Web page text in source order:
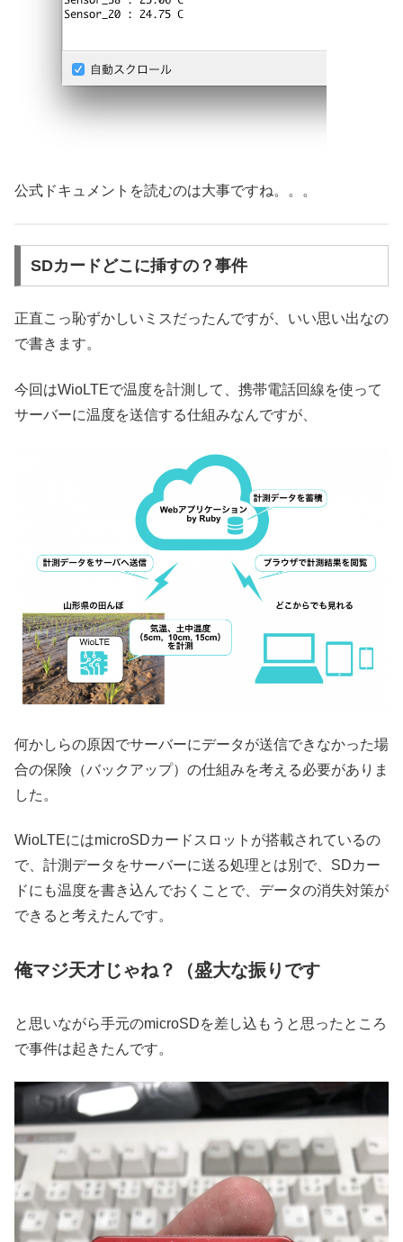
公式ドキュメントを読むのは大事ですね。。。
SDカードどこに挿すの？事件
正直こっ恥ずかしいミスだったんですが、いい思い出なの
で書きます。
今回はWioLTEで温度を計測して、携帯電話回線を使って
サーバーに温度を送信する仕組みなんですが、
何かしらの原因でサーバーにデータが送信できなかった場
合の保険（バックアップ）の仕組みを考える必要がありま
した。
WioLTEにはmicroSDカードスロットが搭載されているの
で、計測データをサーバーに送る処理とは別で、SDカー
ドにも温度を書き込んでおくことで、データの消失対策が
できると考えたんです。
俺マジ天才じゃね？（盛大な振りです
と思いながら手元のmicroSDを差し込もうと思ったところ
で事件は起きたんです。